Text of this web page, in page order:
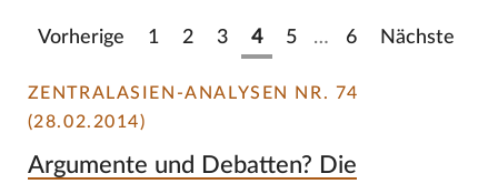
Vorherige 1 2 3 4 5 … 6 Nächste
ZENTRALASIEN-ANALYSEN NR. 74
(28.02.2014)
Argumente und Debatten? Die